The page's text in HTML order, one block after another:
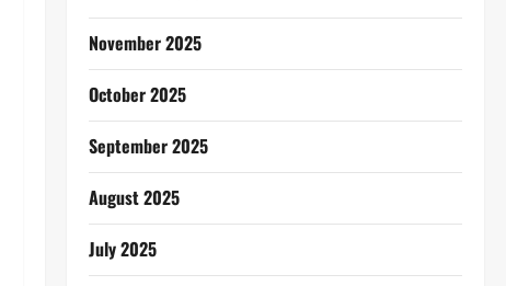
November 2025
October 2025
September 2025
August 2025
July 2025